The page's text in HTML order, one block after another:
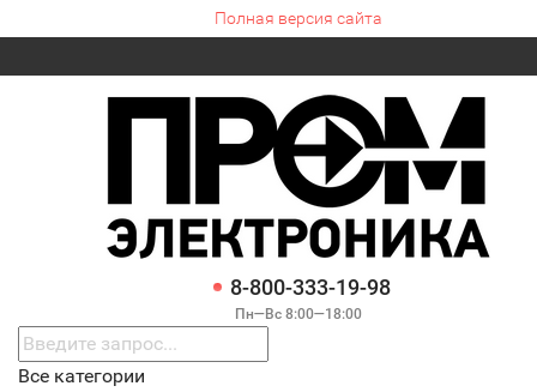
Полная версия сайта
8-800-333-19-98
Пн—Вс 8:00—18:00
Все категории